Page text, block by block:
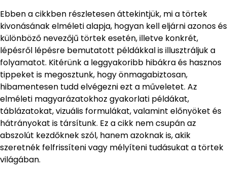
Ebben a cikkben részletesen áttekintjük, mi a törtek
kivonásának elméleti alapja, hogyan kell eljárni azonos és
különböző nevezőjű törtek esetén, illetve konkrét,
lépésről lépésre bemutatott példákkal is illusztráljuk a
folyamatot. Kitérünk a leggyakoribb hibákra és hasznos
tippeket is megosztunk, hogy önmagabiztosan,
hibamentesen tudd elvégezni ezt a műveletet. Az
elméleti magyarázatokhoz gyakorlati példákat,
táblázatokat, vizuális formulákat, valamint előnyöket és
hátrányokat is társítunk. Ez a cikk nem csupán az
abszolút kezdőknek szól, hanem azoknak is, akik
szeretnék felfrissíteni vagy mélyíteni tudásukat a törtek
világában.